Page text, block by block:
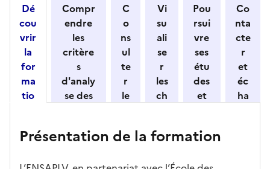
Dé
cou
vrir
la
for
ma
tio
ses
Compr
endre
les
critère
s
d'analy
se des
par
C
o
ns
ul
te
r
le
o
Vi
su
ali
se
r
les
ch
s
Pou
rsui
vre
ses
étu
des
et
re
Co
nta
cte
r
et
éc
ha
Présentation de la formation